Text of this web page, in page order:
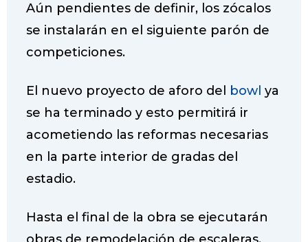
Aún pendientes de definir, los zócalos
se instalarán en el siguiente parón de
competiciones.
El nuevo proyecto de aforo del bowl ya
se ha terminado y esto permitirá ir
acometiendo las reformas necesarias
en la parte interior de gradas del
estadio.
Hasta el final de la obra se ejecutarán